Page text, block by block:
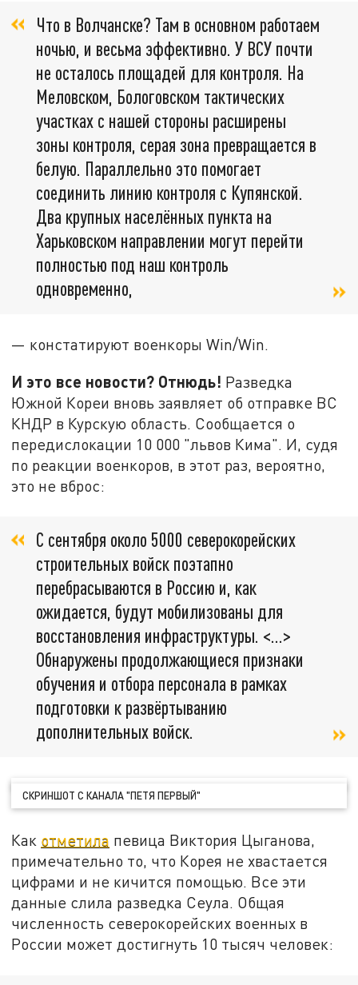
Что в Волчанске? Там в основном работаем
ночью, и весьма эффективно. У ВСУ почти
не осталось площадей для контроля. На
Меловском, Бологовском тактических
участках с нашей стороны расширены
зоны контроля, серая зона превращается в
белую. Параллельно это помогает
соединить линию контроля с Купянской.
Два крупных населённых пункта на
Харьковском направлении могут перейти
полностью под наш контроль
одновременно,
— констатируют военкоры Win/Win.
И это все новости? Отнюдь! Разведка
Южной Кореи вновь заявляет об отправке ВС
КНДР в Курскую область. Сообщается о
передислокации 10 000 "львов Кима". И, судя
по реакции военкоров, в этот раз, вероятно,
это не вброс:
С сентября около 5000 северокорейских
строительных войск поэтапно
перебрасываются в Россию и, как
ожидается, будут мобилизованы для
восстановления инфраструктуры. <…>
Обнаружены продолжающиеся признаки
обучения и отбора персонала в рамках
подготовки к развёртыванию
дополнительных войск.
СКРИНШОТ С КАНАЛА "ПЕТЯ ПЕРВЫЙ"
Как отметила певица Виктория Цыганова,
примечательно то, что Корея не хвастается
цифрами и не кичится помощью. Все эти
данные слила разведка Сеула. Общая
численность северокорейских военных в
России может достигнуть 10 тысяч человек: